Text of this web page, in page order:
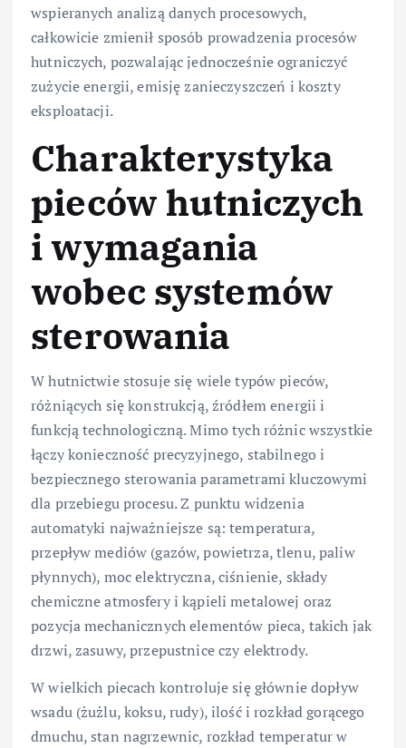
wspieranych analizą danych procesowych,
całkowicie zmienił sposób prowadzenia procesów
hutniczych, pozwalając jednocześnie ograniczyć
zużycie energii, emisję zanieczyszczeń i koszty
eksploatacji.
Charakterystyka
pieców hutniczych
i wymagania
wobec systemów
sterowania
W hutnictwie stosuje się wiele typów pieców,
różniących się konstrukcją, źródłem energii i
funkcją technologiczną. Mimo tych różnic wszystkie
łączy konieczność precyzyjnego, stabilnego i
bezpiecznego sterowania parametrami kluczowymi
dla przebiegu procesu. Z punktu widzenia
automatyki najważniejsze są: temperatura,
przepływ mediów (gazów, powietrza, tlenu, paliw
płynnych), moc elektryczna, ciśnienie, składy
chemiczne atmosfery i kąpieli metalowej oraz
pozycja mechanicznych elementów pieca, takich jak
drzwi, zasuwy, przepustnice czy elektrody.
W wielkich piecach kontroluje się głównie dopływ
wsadu (żużlu, koksu, rudy), ilość i rozkład gorącego
dmuchu, stan nagrzewnic, rozkład temperatur w